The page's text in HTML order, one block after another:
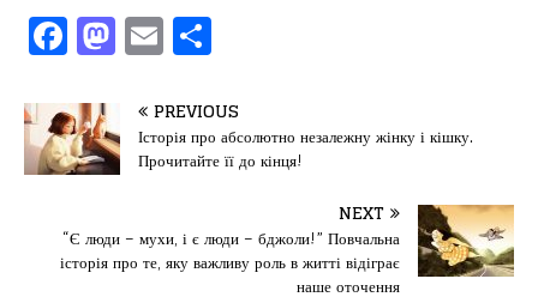
F
a
c
e
b
o
o
M
a
st
o
d
o
n
E
m
ai
l
іл
и
т
ис
я
PREVIOUS
Історія про абсолютно незалежну жінку і кішку.
Прочитайте її до кінця!
NEXT
“Є люди – мухи, і є люди – бджоли!” Повчальна
історія про те, яку важливу роль в житті відіграє
наше оточення